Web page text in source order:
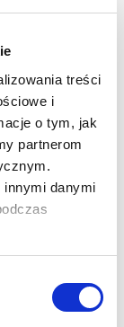
treści
i
o tym, jak
partnerom
innymi danymi
na swoim
a
takiej jak
się między